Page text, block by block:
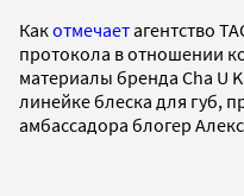
Какотмечаетагентство
протокола в отношении
материалы бренда Cha U
линейке блеска для губ,
амбассадора блогер